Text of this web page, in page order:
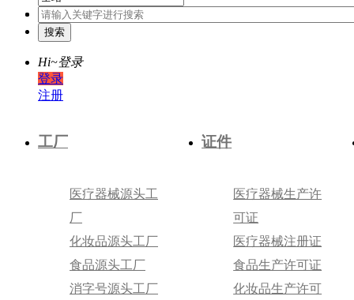
Hi~登录
登录
注册
工厂
医疗器械源头工
厂
化妆品源头工厂
食品源头工厂
消字号源头工厂
证件
医疗器械生产许
可证
医疗器械注册证
食品生产许可证
化妆品生产许可